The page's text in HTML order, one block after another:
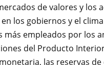
de valores y los
los gobiernos y el
empleados por los
del Producto
las reservas de